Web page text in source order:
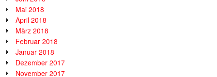
Mai 2018
April 2018
März 2018
Februar 2018
Januar 2018
Dezember 2017
November 2017